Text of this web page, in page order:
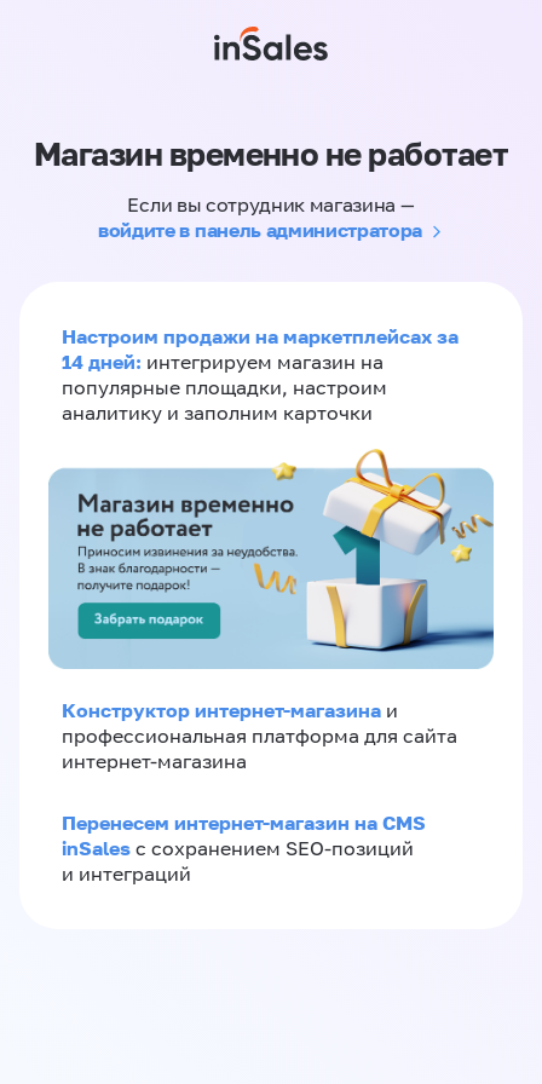
Магазин временно не работает
Если вы сотрудник магазина —
войдите в панель администратора
Настроим продажи на маркетплейсах за
14 дней: интегрируем магазин на
популярные площадки, настроим
аналитику и заполним карточки
Конструктор интернет-магазина и
профессиональная платформа для сайта
интернет-магазина
Перенесем интернет-магазин на CMS
inSales с сохранением SEO-позиций
и интеграций